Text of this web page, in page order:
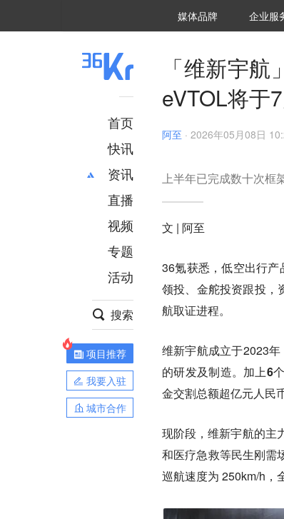
媒体品牌 36Kr研究
企业服
首页
快讯
资讯
推荐
财经
项目推荐
安徽
直播
视频
专题
活动
搜索
项目推荐
我要入驻
城市合作
「维新宇
eVTOL将于
阿至 · 2026年05月08日
上半年已完成数十次框
文 | 阿至
36氪获悉，低空出行产
领投、金舵投资跟投，
航取证进程。
维新宇航成立于2023
的研发及制造。 加上6
金交割总额超亿元人民币
现阶段，维新宇航的主
和医疗急救等民生刚需
巡航速度为 250km/h，